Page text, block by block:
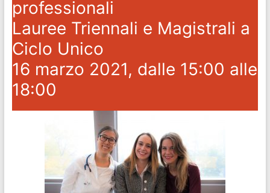
professionali
Lauree Triennali e Magistrali a
Ciclo Unico
16 marzo 2021, dalle 15:00 alle
18:00